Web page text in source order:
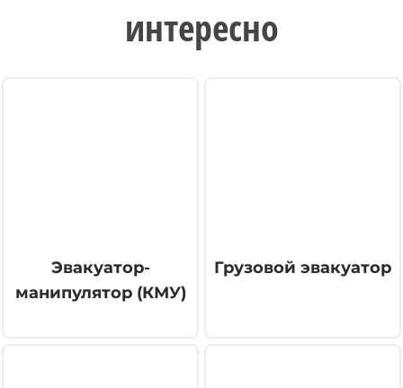
интересно
Эвакуатор-
манипулятор (КМУ)
Грузовой эвакуатор